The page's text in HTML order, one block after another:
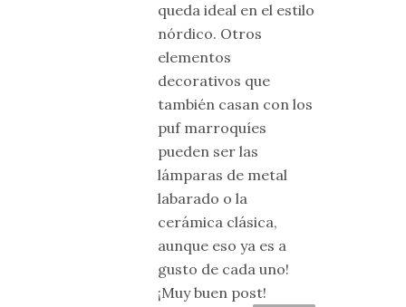
queda ideal en el estilo
nórdico. Otros
elementos
decorativos que
también casan con los
puf marroquíes
pueden ser las
lámparas de metal
labarado o la
cerámica clásica,
aunque eso ya es a
gusto de cada uno!
¡Muy buen post!